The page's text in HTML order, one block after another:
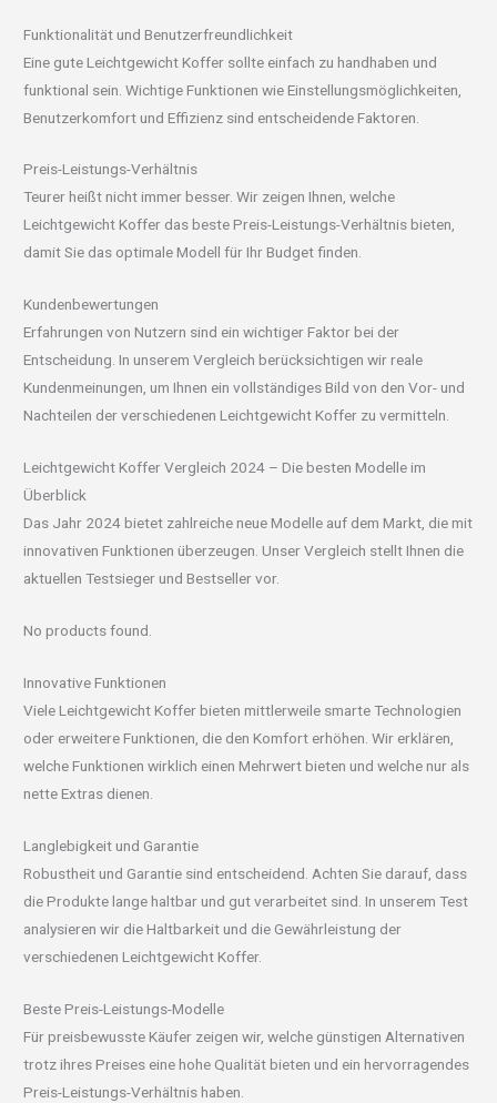
Funktionalität und Benutzerfreundlichkeit
Eine gute Leichtgewicht Koffer sollte einfach zu handhaben und
funktional sein. Wichtige Funktionen wie Einstellungsmöglichkeiten,
Benutzerkomfort und Effizienz sind entscheidende Faktoren.
Preis-Leistungs-Verhältnis
Teurer heißt nicht immer besser. Wir zeigen Ihnen, welche
Leichtgewicht Koffer das beste Preis-Leistungs-Verhältnis bieten,
damit Sie das optimale Modell für Ihr Budget finden.
Kundenbewertungen
Erfahrungen von Nutzern sind ein wichtiger Faktor bei der
Entscheidung. In unserem Vergleich berücksichtigen wir reale
Kundenmeinungen, um Ihnen ein vollständiges Bild von den Vor- und
Nachteilen der verschiedenen Leichtgewicht Koffer zu vermitteln.
Leichtgewicht Koffer Vergleich 2024 – Die besten Modelle im
Überblick
Das Jahr 2024 bietet zahlreiche neue Modelle auf dem Markt, die mit
innovativen Funktionen überzeugen. Unser Vergleich stellt Ihnen die
aktuellen Testsieger und Bestseller vor.
No products found.
Innovative Funktionen
Viele Leichtgewicht Koffer bieten mittlerweile smarte Technologien
oder erweitere Funktionen, die den Komfort erhöhen. Wir erklären,
welche Funktionen wirklich einen Mehrwert bieten und welche nur als
nette Extras dienen.
Langlebigkeit und Garantie
Robustheit und Garantie sind entscheidend. Achten Sie darauf, dass
die Produkte lange haltbar und gut verarbeitet sind. In unserem Test
analysieren wir die Haltbarkeit und die Gewährleistung der
verschiedenen Leichtgewicht Koffer.
Beste Preis-Leistungs-Modelle
Für preisbewusste Käufer zeigen wir, welche günstigen Alternativen
trotz ihres Preises eine hohe Qualität bieten und ein hervorragendes
Preis-Leistungs-Verhältnis haben.